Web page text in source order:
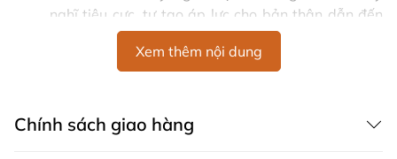
nghĩ tiêu cực, tự tạo áp lực cho bản thân dẫn đến
tình trạng mất ăn, mất ngủ.
Yếu tố từ bên ngoài:
ào, nhiều khói bụi,
Xem thêm nội dung
Chính sách giao hàng